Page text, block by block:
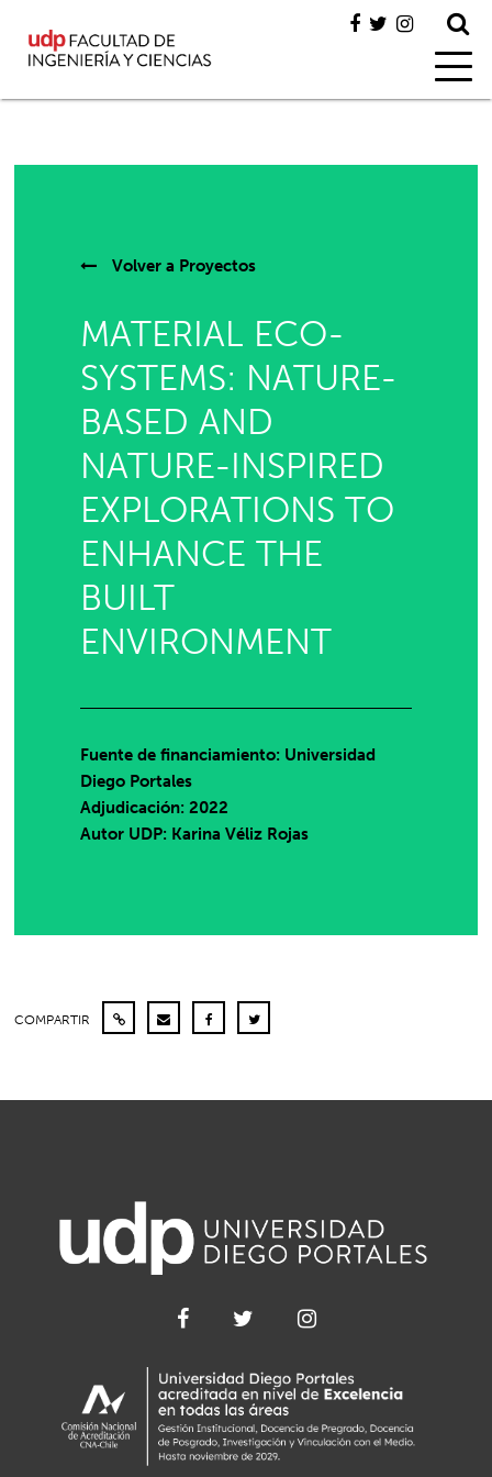
Volver a Proyectos
MATERIAL ECO-
SYSTEMS: NATURE-
BASED AND
NATURE-INSPIRED
EXPLORATIONS TO
ENHANCE THE
BUILT
ENVIRONMENT
Fuente de financiamiento: Universidad
Diego Portales
Adjudicación: 2022
Autor UDP: Karina Véliz Rojas
COMPARTIR